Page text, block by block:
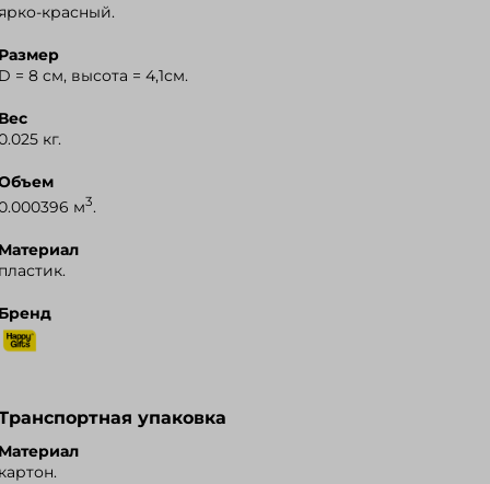
Я.Маркет
красный.
= 8 cм, высота = 4,1см.
кг.
м3.
упаковка